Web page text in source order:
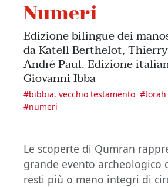
Numeri
Edizione bilingue dei
da Katell Berthelot,
André Paul. Edizione
Giovanni Ibba
#bibbia. vecchio testamento #torah
#numeri
Le scoperte di Qumran
grande evento archeologico
resti più o meno integri di